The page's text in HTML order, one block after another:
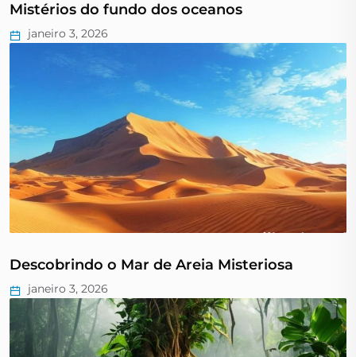
Mistérios do fundo dos oceanos
janeiro 3, 2026
Descobrindo o Mar de Areia Misteriosa
janeiro 3, 2026